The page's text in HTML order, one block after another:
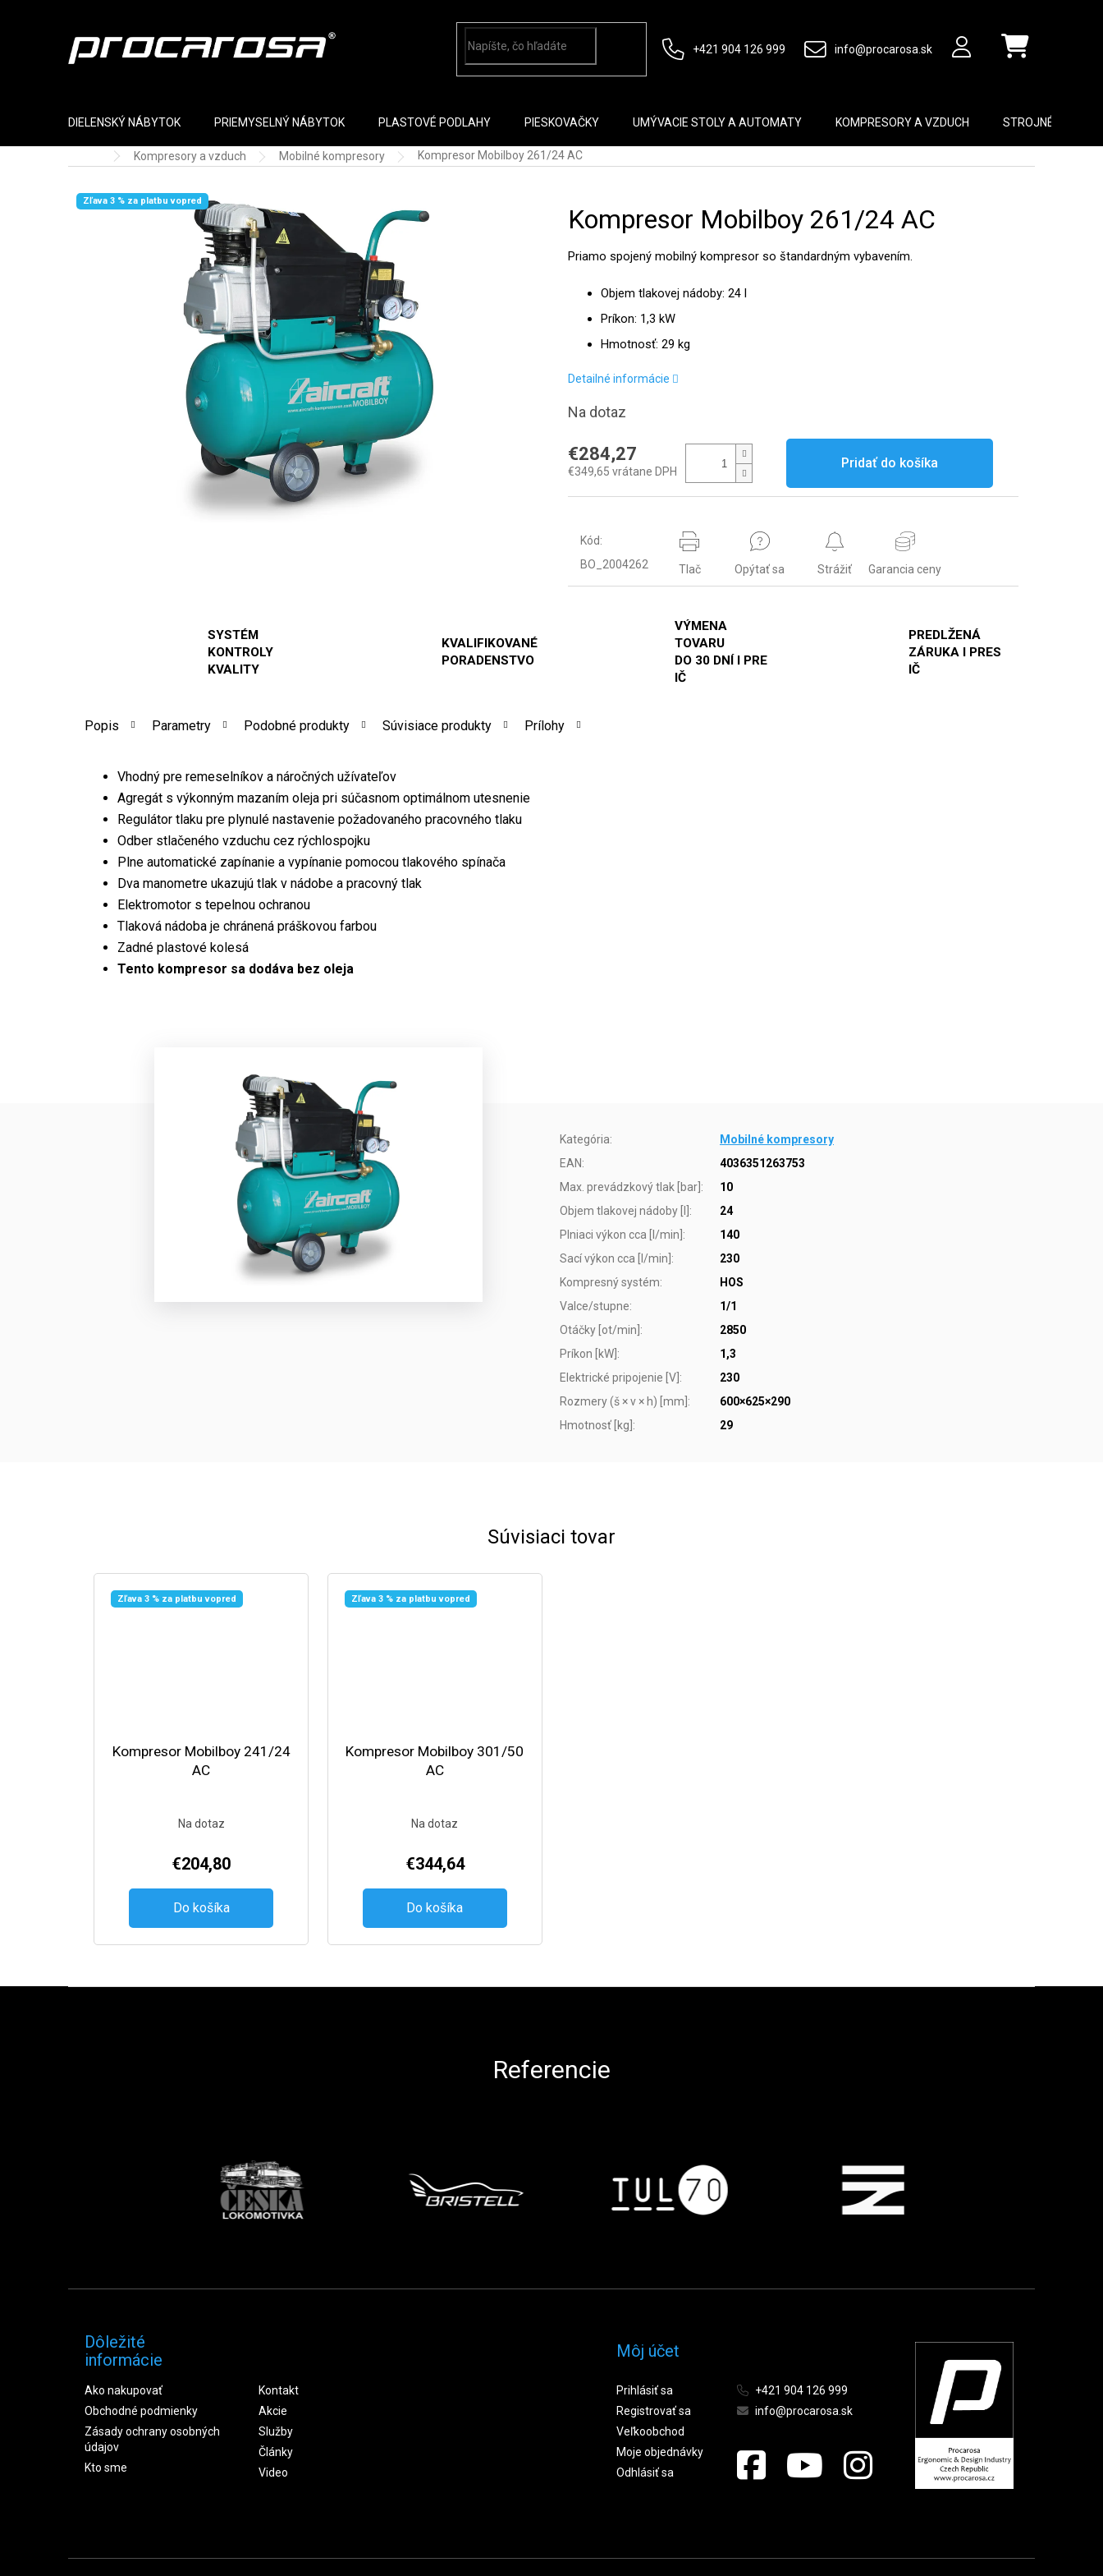
+421 904 126 999 info@procarosa.sk Nákupný košík
DIELENSKÝ NÁBYTOK PRIEMYSELNÝ NÁBYTOK PLASTOVÉ PODLAHY PIESKOVAČKY UMÝVACIE STOLY A AUTOMATY KOMPRESORY A VZDUCH STROJNÉ
Domov Kompresory a vzduch Mobilné kompresory Kompresor Mobilboy 261/24 AC
Zľava 3 % za platbu vopred
Kompresor Mobilboy 261/24 AC
Priamo spojený mobilný kompresor so štandardným vybavením.
Objem tlakovej nádoby: 24 l
Príkon: 1,3 kW
Hmotnosť: 29 kg
Detailné informácie
Na dotaz
€284,27
€349,65 vrátane DPH
Pridať do košíka
Kód:
BO_2004262
Tlač Opýtať sa Strážiť Garancia ceny
KVALIFIKOVANÉ
PORADENSTVO
VÝMENA
TOVARU
DO 30 DNÍ I PRE
IČ
PREDLŽENÁ
ZÁRUKA I PRES
IČ
SYSTÉM
KONTROLY
KVALITY
Popis Parametry Podobné produkty Súvisiace produkty Prílohy
Vhodný pre remeselníkov a náročných užívateľov
Agregát s výkonným mazaním oleja pri súčasnom optimálnom utesnenie
Regulátor tlaku pre plynulé nastavenie požadovaného pracovného tlaku
Odber stlačeného vzduchu cez rýchlospojku
Plne automatické zapínanie a vypínanie pomocou tlakového spínača
Dva manometre ukazujú tlak v nádobe a pracovný tlak
Elektromotor s tepelnou ochranou
Tlaková nádoba je chránená práškovou farbou
Zadné plastové kolesá
Tento kompresor sa dodáva bez oleja
Kategória:
Mobilné kompresory
EAN:
4036351263753
Max. prevádzkový tlak [bar] :
10
Objem tlakovej nádoby [l] :
24
Plniaci výkon cca [l/min] :
140
Sací výkon cca [l/min] :
230
Kompresný systém:
HOS
Valce/stupne:
1/1
Otáčky [ot/min] :
2850
Príkon [kW] :
1,3
Elektrické pripojenie [V] :
230
Rozmery (š × v × h) [mm] :
600×625×290
Hmotnosť [kg] : 29
Súvisiaci tovar
Zľava 3 % za platbu vopred
Kompresor Mobilboy 241/24
AC
Na dotaz
€204,80
Do košíka
Zľava 3 % za platbu vopred
Kompresor Mobilboy 301/50
AC
Na dotaz
€344,64
Do košíka
Referencie
Dôležité
informácie
Ako nakupovať
Obchodné podmienky
Zásady ochrany osobných
údajov
Kto sme
Kontakt
Akcie
Služby
Články
Video
Môj účet
Prihlásiť sa
Registrovať sa
Veľkoobchod
Moje objednávky
Odhlásiť sa
+421 904 126 999
info@procarosa.sk